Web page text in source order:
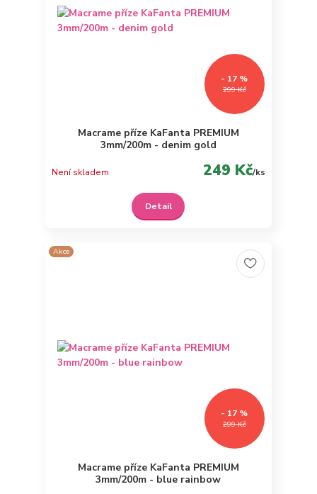
299 Kč
- 17 %
Macrame příze KaFanta PREMIUM
3mm/200m - denim gold
249 Kč/ks
Není skladem
Detail
Akce
299 Kč
- 17 %
Macrame příze KaFanta PREMIUM
3mm/200m - blue rainbow